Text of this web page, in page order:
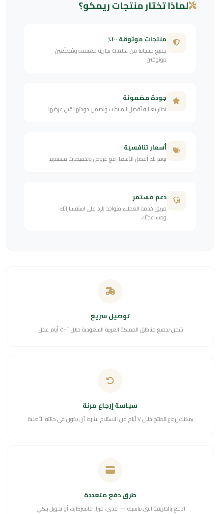
لماذا تختار منتجات ريمكو؟
منتجات موثوقة ١٠٠٪
جميع منتجاتنا من علامات تجارية معتمدة ومُصنّعين
موثوقين.
جودة مضمونة
نختار بعناية أفضل المنتجات ونضمن جودتها قبل عرضها.
أسعار تنافسية
نوفر لك أفضل الأسعار مع عروض وتخفيضات مستمرة.
دعم مستمر
فريق خدمة العملاء متواجد للرد على استفساراتك
ومساعدتك.
توصيل سريع
شحن لجميع مناطق المملكة العربية السعودية خلال ٢-٥ أيام عمل.
سياسة إرجاع مرنة
يمكنك إرجاع المنتج خلال ٧ أيام من الاستلام بشرط أن يكون في حالته الأصلية.
طرق دفع متعددة
ادفع بالطريقة التي تناسبك — مدى، فيزا، ماستركارد، أو تحويل بنكي.